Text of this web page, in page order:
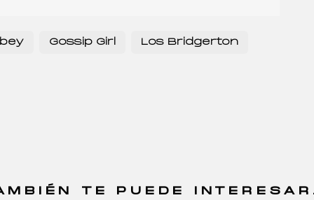
Gossip Girl Los Bridgerton
TE PUEDE